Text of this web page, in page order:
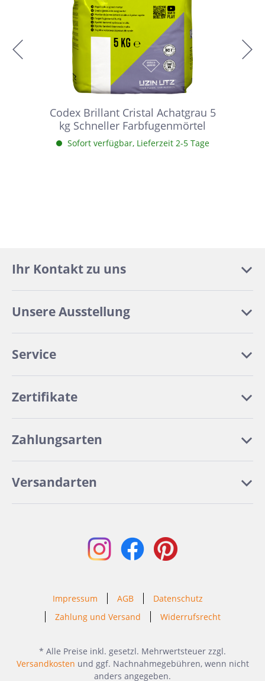
Codex Brillant Cristal Achatgrau 5
kg Schneller Farbfugenmörtel
Sofort verfügbar, Lieferzeit 2-5 Tage
Ihr Kontakt zu uns
Unsere Ausstellung
Service
Zertifikate
Zahlungsarten
Versandarten
Impressum AGB
Datenschutz
Zahlung und Versand
Widerrufsrecht
* Alle Preise inkl. gesetzl. Mehrwertsteuer zzgl.
Versandkosten und ggf. Nachnahmegebühren, wenn nicht
anders angegeben.